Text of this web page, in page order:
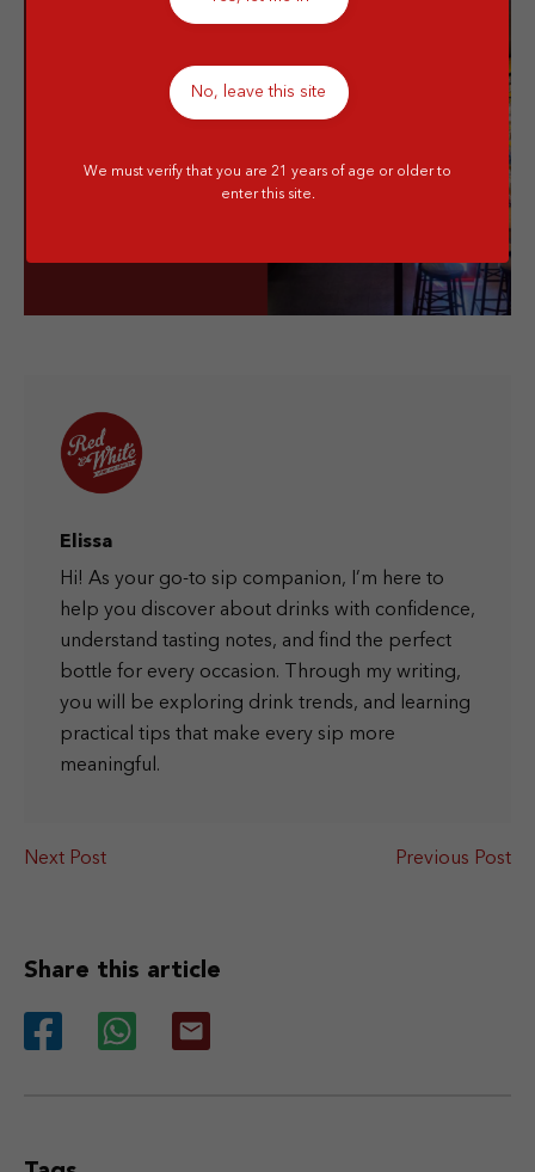
drinks from
Grab your favorite alcoholic
drink, from wine to whiskey,
Elissa
Hi! As your go-to sip companion, I’m here to
help you discover about drinks with confidence,
understand tasting notes, and find the perfect
bottle for every occasion. Through my writing,
you will be exploring drink trends, and learning
practical tips that make every sip more
meaningful.
Next Post Previous Post
Share this article
No, leave this site
We must verify that you are 21 years of age or older to
enter this site.